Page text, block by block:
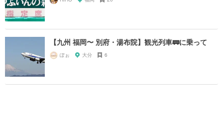
【九州 福岡〜 別府・湯布院】観光列車🚃に乗って
ぽぉ 大分 6